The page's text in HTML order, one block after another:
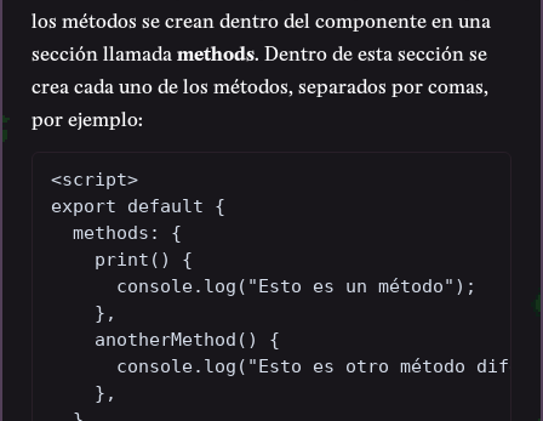
los métodos se crean dentro del componente en una
sección llamada methods. Dentro de esta sección se
crea cada uno de los métodos, separados por comas,
por ejemplo:
<script>
export default {
  methods: {
    print() {
      console.log("Esto es un método");
    },
    anotherMethod() {
console.log("Esto es otro método
    },